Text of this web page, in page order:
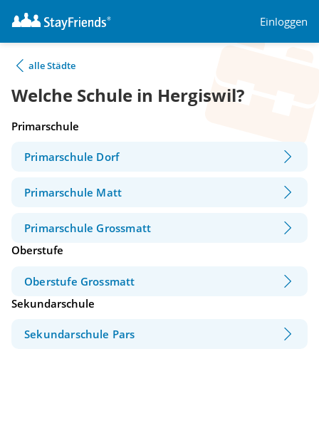
Einloggen
alle Städte
Welche Schule in Hergiswil?
Primarschule
Primarschule Dorf
Primarschule Matt
Primarschule Grossmatt
Oberstufe
Oberstufe Grossmatt
Sekundarschule
Sekundarschule Pars